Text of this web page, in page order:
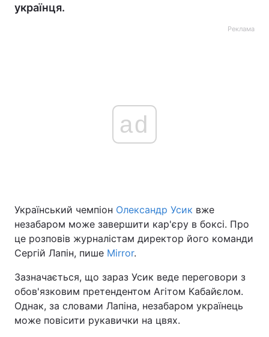
українця.
Реклама
ad
Український чемпіон Олександр Усик вже
незабаром може завершити кар'єру в боксі. Про
це розповів журналістам директор його команди
Сергій Лапін, пише Mirror.
Зазначається, що зараз Усик веде переговори з
обов'язковим претендентом Агітом Кабайєлом.
Однак, за словами Лапіна, незабаром українець
може повісити рукавички на цвях.